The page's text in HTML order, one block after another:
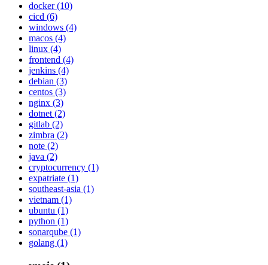
docker (10)
cicd (6)
windows (4)
macos (4)
linux (4)
frontend (4)
jenkins (4)
debian (3)
centos (3)
nginx (3)
dotnet (2)
gitlab (2)
zimbra (2)
note (2)
java (2)
cryptocurrency (1)
expatriate (1)
southeast-asia (1)
vietnam (1)
ubuntu (1)
python (1)
sonarqube (1)
golang (1)